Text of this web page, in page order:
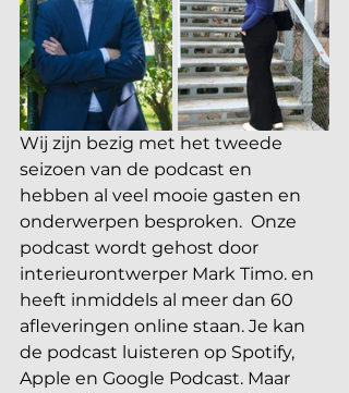
Wij zijn bezig met het tweede
seizoen van de podcast en
hebben al veel mooie gasten en
onderwerpen besproken.  Onze
podcast wordt gehost door
interieurontwerper Mark Timo. en
heeft inmiddels al meer dan 60
afleveringen online staan. Je kan
de podcast luisteren op Spotify,
Apple en Google Podcast. Maar